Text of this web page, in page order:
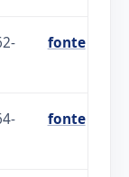
fonte
fonte